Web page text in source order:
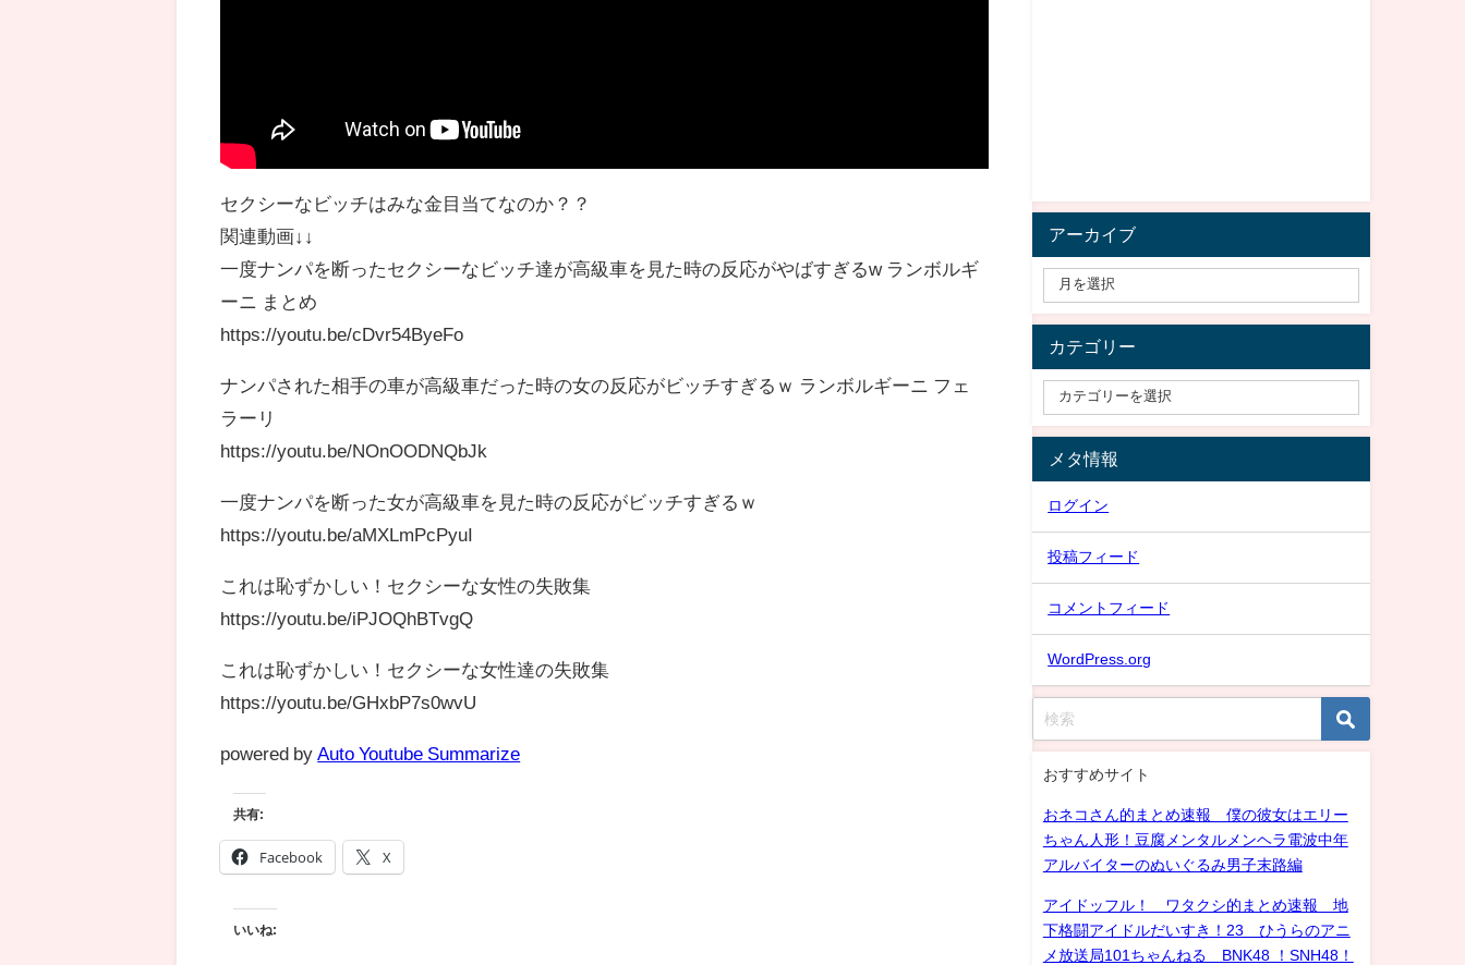
セクシーなビッチはみな金目当てなのか？？
関連動画↓↓
一度ナンパを断ったセクシーなビッチ達が高級車を見た時の反応がやばすぎるw ランボルギ
ーニ まとめ
https://youtu.be/cDvr54ByeFo
ナンパされた相手の車が高級車だった時の女の反応がビッチすぎるｗ ランボルギーニ フェ
ラーリ
https://youtu.be/NOnOODNQbJk
一度ナンパを断った女が高級車を見た時の反応がビッチすぎるｗ
https://youtu.be/aMXLmPcPyuI
これは恥ずかしい！セクシーな女性の失敗集
https://youtu.be/iPJOQhBTvgQ
これは恥ずかしい！セクシーな女性達の失敗集
https://youtu.be/GHxbP7s0wvU
powered by Auto Youtube Summarize
共有:
Facebook X
いいね:
アーカイブ
カテゴリー
メタ情報
ログイン
投稿フィード
コメントフィード
WordPress.org
おすすめサイト
おネコさん的まとめ速報 僕の彼女はエリー
ちゃん人形！豆腐メンタルメンヘラ電波中年
アルバイターのぬいぐるみ男子末路編
アイドッフル！ ワタクシ的まとめ速報 地
下格闘アイドルだいすき！23 ひうらのアニ
メ放送局101ちゃんねる BNK48 ！SNH48！